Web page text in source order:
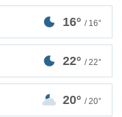
16° / 16°
22° / 22°
20° / 20°